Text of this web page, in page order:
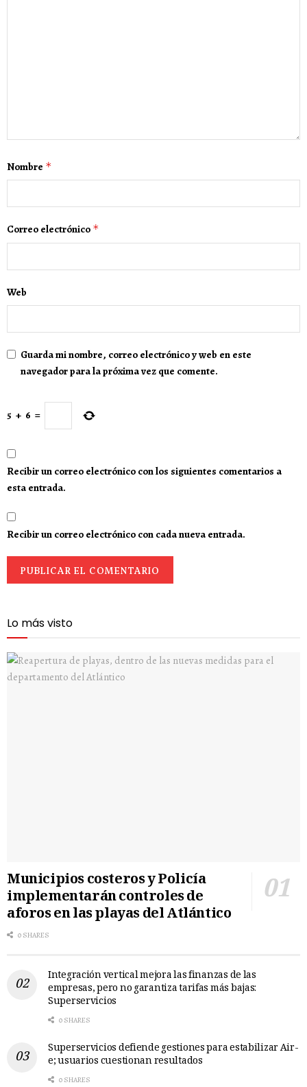
Nombre *
Correo electrónico *
Web
Guarda mi nombre, correo electrónico y web en este
navegador para la próxima vez que comente.
5 + 6 =
Recibir un correo electrónico con los siguientes comentarios a
esta entrada.
Recibir un correo electrónico con cada nueva entrada.
Lo más visto
Municipios costeros y Policía
implementarán controles de
aforos en las playas del Atlántico
0 SHARES
Integración vertical mejora las finanzas de las
empresas, pero no garantiza tarifas más bajas:
Superservicios
0 SHARES
Superservicios defiende gestiones para estabilizar Air-
e; usuarios cuestionan resultados
0 SHARES